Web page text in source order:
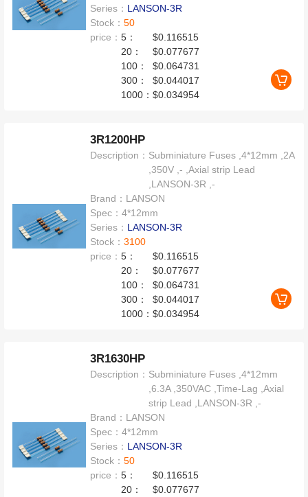
Series： LANSON-3R
Stock：50
price：5：
$0.116515
20：
$0.077677
100：
$0.064731
300：
$0.044017
1000：$0.034954
3R1200HP
Description： Subminiature Fuses ,4*12mm ,2A
,350V ,- ,Axial strip Lead
,LANSON-3R ,-
Brand： LANSON
Spec：4*12mm
Series： LANSON-3R
Stock：3100
price：5：
$0.116515
20：
$0.077677
100：
$0.064731
300：
$0.044017
1000：$0.034954
3R1630HP
Description： Subminiature Fuses ,4*12mm
,6.3A ,350VAC ,Time-Lag ,Axial
strip Lead ,LANSON-3R ,-
Brand： LANSON
Spec：4*12mm
Series： LANSON-3R
Stock：50
price：5：
$0.116515
20：
$0.077677